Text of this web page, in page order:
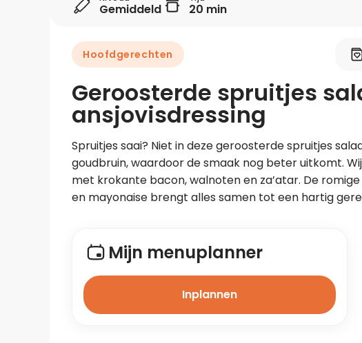
Gemiddeld 20 min
Hoofdgerechten
Geroosterde spruitjes
ansjovisdressing
Spruitjes saai? Niet in deze geroosterde spruitjes
goudbruin, waardoor de smaak nog beter uitkomt.
met krokante bacon, walnoten en za’atar. De
en mayonaise brengt alles samen tot een hartig
Mijn menuplanner
Inplannen